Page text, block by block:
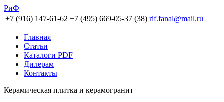
РиФ
+7 (916) 147-61-62 +7 (495) 669-05-37 (38) rif.fanal@mail.ru
Главная
Статьи
Каталоги PDF
Дилерам
Контакты
Керамическая плитка и керамогранит